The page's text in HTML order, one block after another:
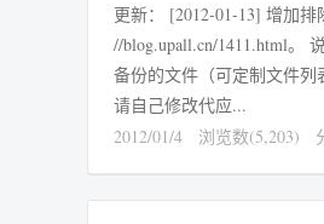
更新： [2012-01-13] 增加
//blog.upall.cn/1411.html。 说明： 一个备份wordpress的bash shell脚本，备份成功后会发送到代码中指定的邮箱。备份内
备份的文件（可定制文件列表）及相应的数据
请自己修改代应...
2012/01/4
浏览数(5,203)